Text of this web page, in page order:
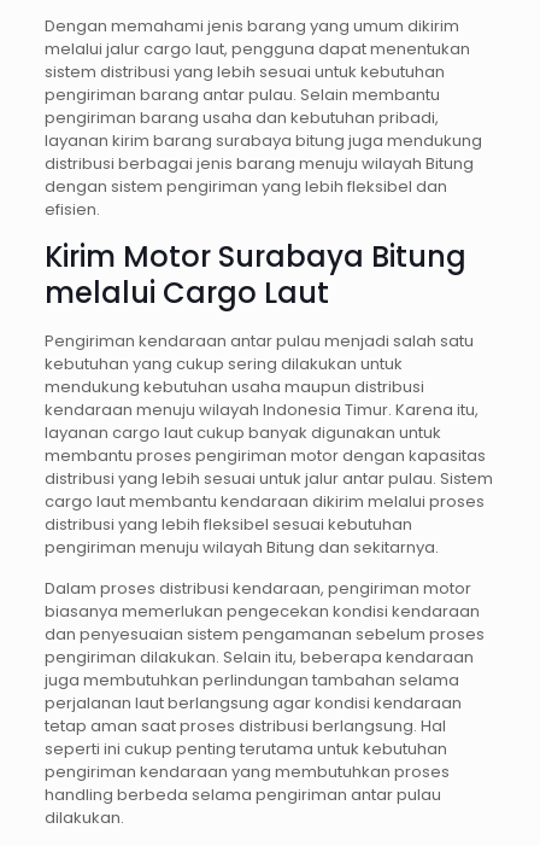
Dengan memahami jenis barang yang umum dikirim
melalui jalur cargo laut, pengguna dapat menentukan
sistem distribusi yang lebih sesuai untuk kebutuhan
pengiriman barang antar pulau. Selain membantu
pengiriman barang usaha dan kebutuhan pribadi,
layanan kirim barang surabaya bitung juga mendukung
distribusi berbagai jenis barang menuju wilayah Bitung
dengan sistem pengiriman yang lebih fleksibel dan
efisien.
Kirim Motor Surabaya Bitung
melalui Cargo Laut
Pengiriman kendaraan antar pulau menjadi salah satu
kebutuhan yang cukup sering dilakukan untuk
mendukung kebutuhan usaha maupun distribusi
kendaraan menuju wilayah Indonesia Timur. Karena itu,
layanan cargo laut cukup banyak digunakan untuk
membantu proses pengiriman motor dengan kapasitas
distribusi yang lebih sesuai untuk jalur antar pulau. Sistem
cargo laut membantu kendaraan dikirim melalui proses
distribusi yang lebih fleksibel sesuai kebutuhan
pengiriman menuju wilayah Bitung dan sekitarnya.
Dalam proses distribusi kendaraan, pengiriman motor
biasanya memerlukan pengecekan kondisi kendaraan
dan penyesuaian sistem pengamanan sebelum proses
pengiriman dilakukan. Selain itu, beberapa kendaraan
juga membutuhkan perlindungan tambahan selama
perjalanan laut berlangsung agar kondisi kendaraan
tetap aman saat proses distribusi berlangsung. Hal
seperti ini cukup penting terutama untuk kebutuhan
pengiriman kendaraan yang membutuhkan proses
handling berbeda selama pengiriman antar pulau
dilakukan.